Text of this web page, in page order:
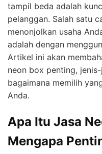
tampil beda adalah
pelanggan. Salah satu
menonjolkan usaha
adalah dengan
Artikel ini akan
neon box penting,
bagaimana memilih
Anda.
Apa Itu Jasa
Mengapa